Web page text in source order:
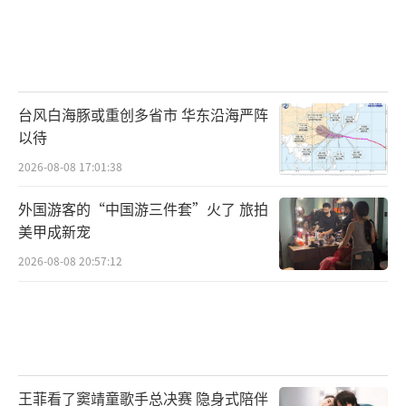
台风白海豚或重创多省市 华东沿海严阵
以待
2026-08-08 17:01:38
外国游客的“中国游三件套”火了 旅拍
美甲成新宠
2026-08-08 20:57:12
王菲看了窦靖童歌手总决赛 隐身式陪伴